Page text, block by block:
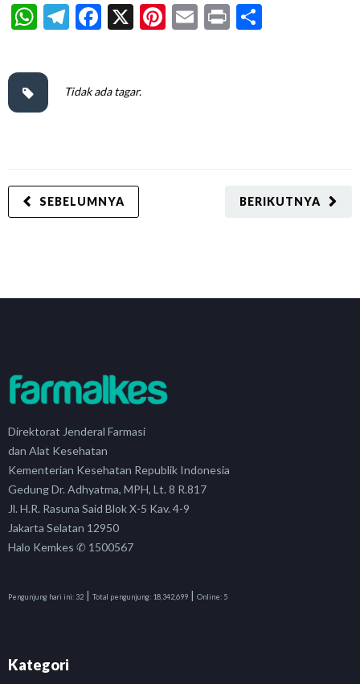
WhatsApp
Telegram
Facebook
X Pinterest
Email
Print
Tidak ada tagar.
BERIKUTNYA
SEBELUMNYA
Direktorat Jenderal Farmasi
dan Alat Kesehatan
Kementerian Kesehatan Republik Indonesia
Gedung Dr. Adhyatma, MPH, Lt. 8 R.817
Jl. H.R. Rasuna Said Blok X-5 Kav. 4-9
Jakarta Selatan 12950
Halo Kemkes ✆ 1500567
Pengunjung hari ini: 32 | Total pengunjung: 18,342,699 | Online: 5
Kategori